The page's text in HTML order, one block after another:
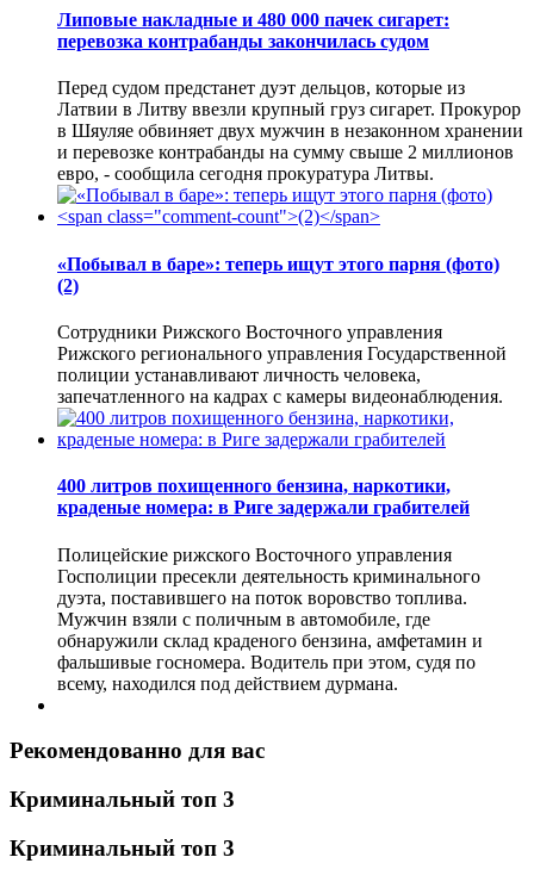
Липовые накладные и 480 000 пачек сигарет:
перевозка контрабанды закончилась судом
Перед судом предстанет дуэт дельцов, которые из
Латвии в Литву ввезли крупный груз сигарет. Прокурор
в Шяуляе обвиняет двух мужчин в незаконном хранении
и перевозке контрабанды на сумму свыше 2 миллионов
евро, - сообщила сегодня прокуратура Литвы.
«Побывал в баре»: теперь ищут этого парня (фото)
(2)
Сотрудники Рижского Восточного управления
Рижского регионального управления Государственной
полиции устанавливают личность человека,
запечатленного на кадрах с камеры видеонаблюдения.
400 литров похищенного бензина, наркотики,
краденые номера: в Риге задержали грабителей
Полицейские рижского Восточного управления
Госполиции пресекли деятельность криминального
дуэта, поставившего на поток воровство топлива.
Мужчин взяли с поличным в автомобиле, где
обнаружили склад краденого бензина, амфетамин и
фальшивые госномера. Водитель при этом, судя по
всему, находился под действием дурмана.
Рекомендованно для вас
Криминальный топ 3
Криминальный топ 3